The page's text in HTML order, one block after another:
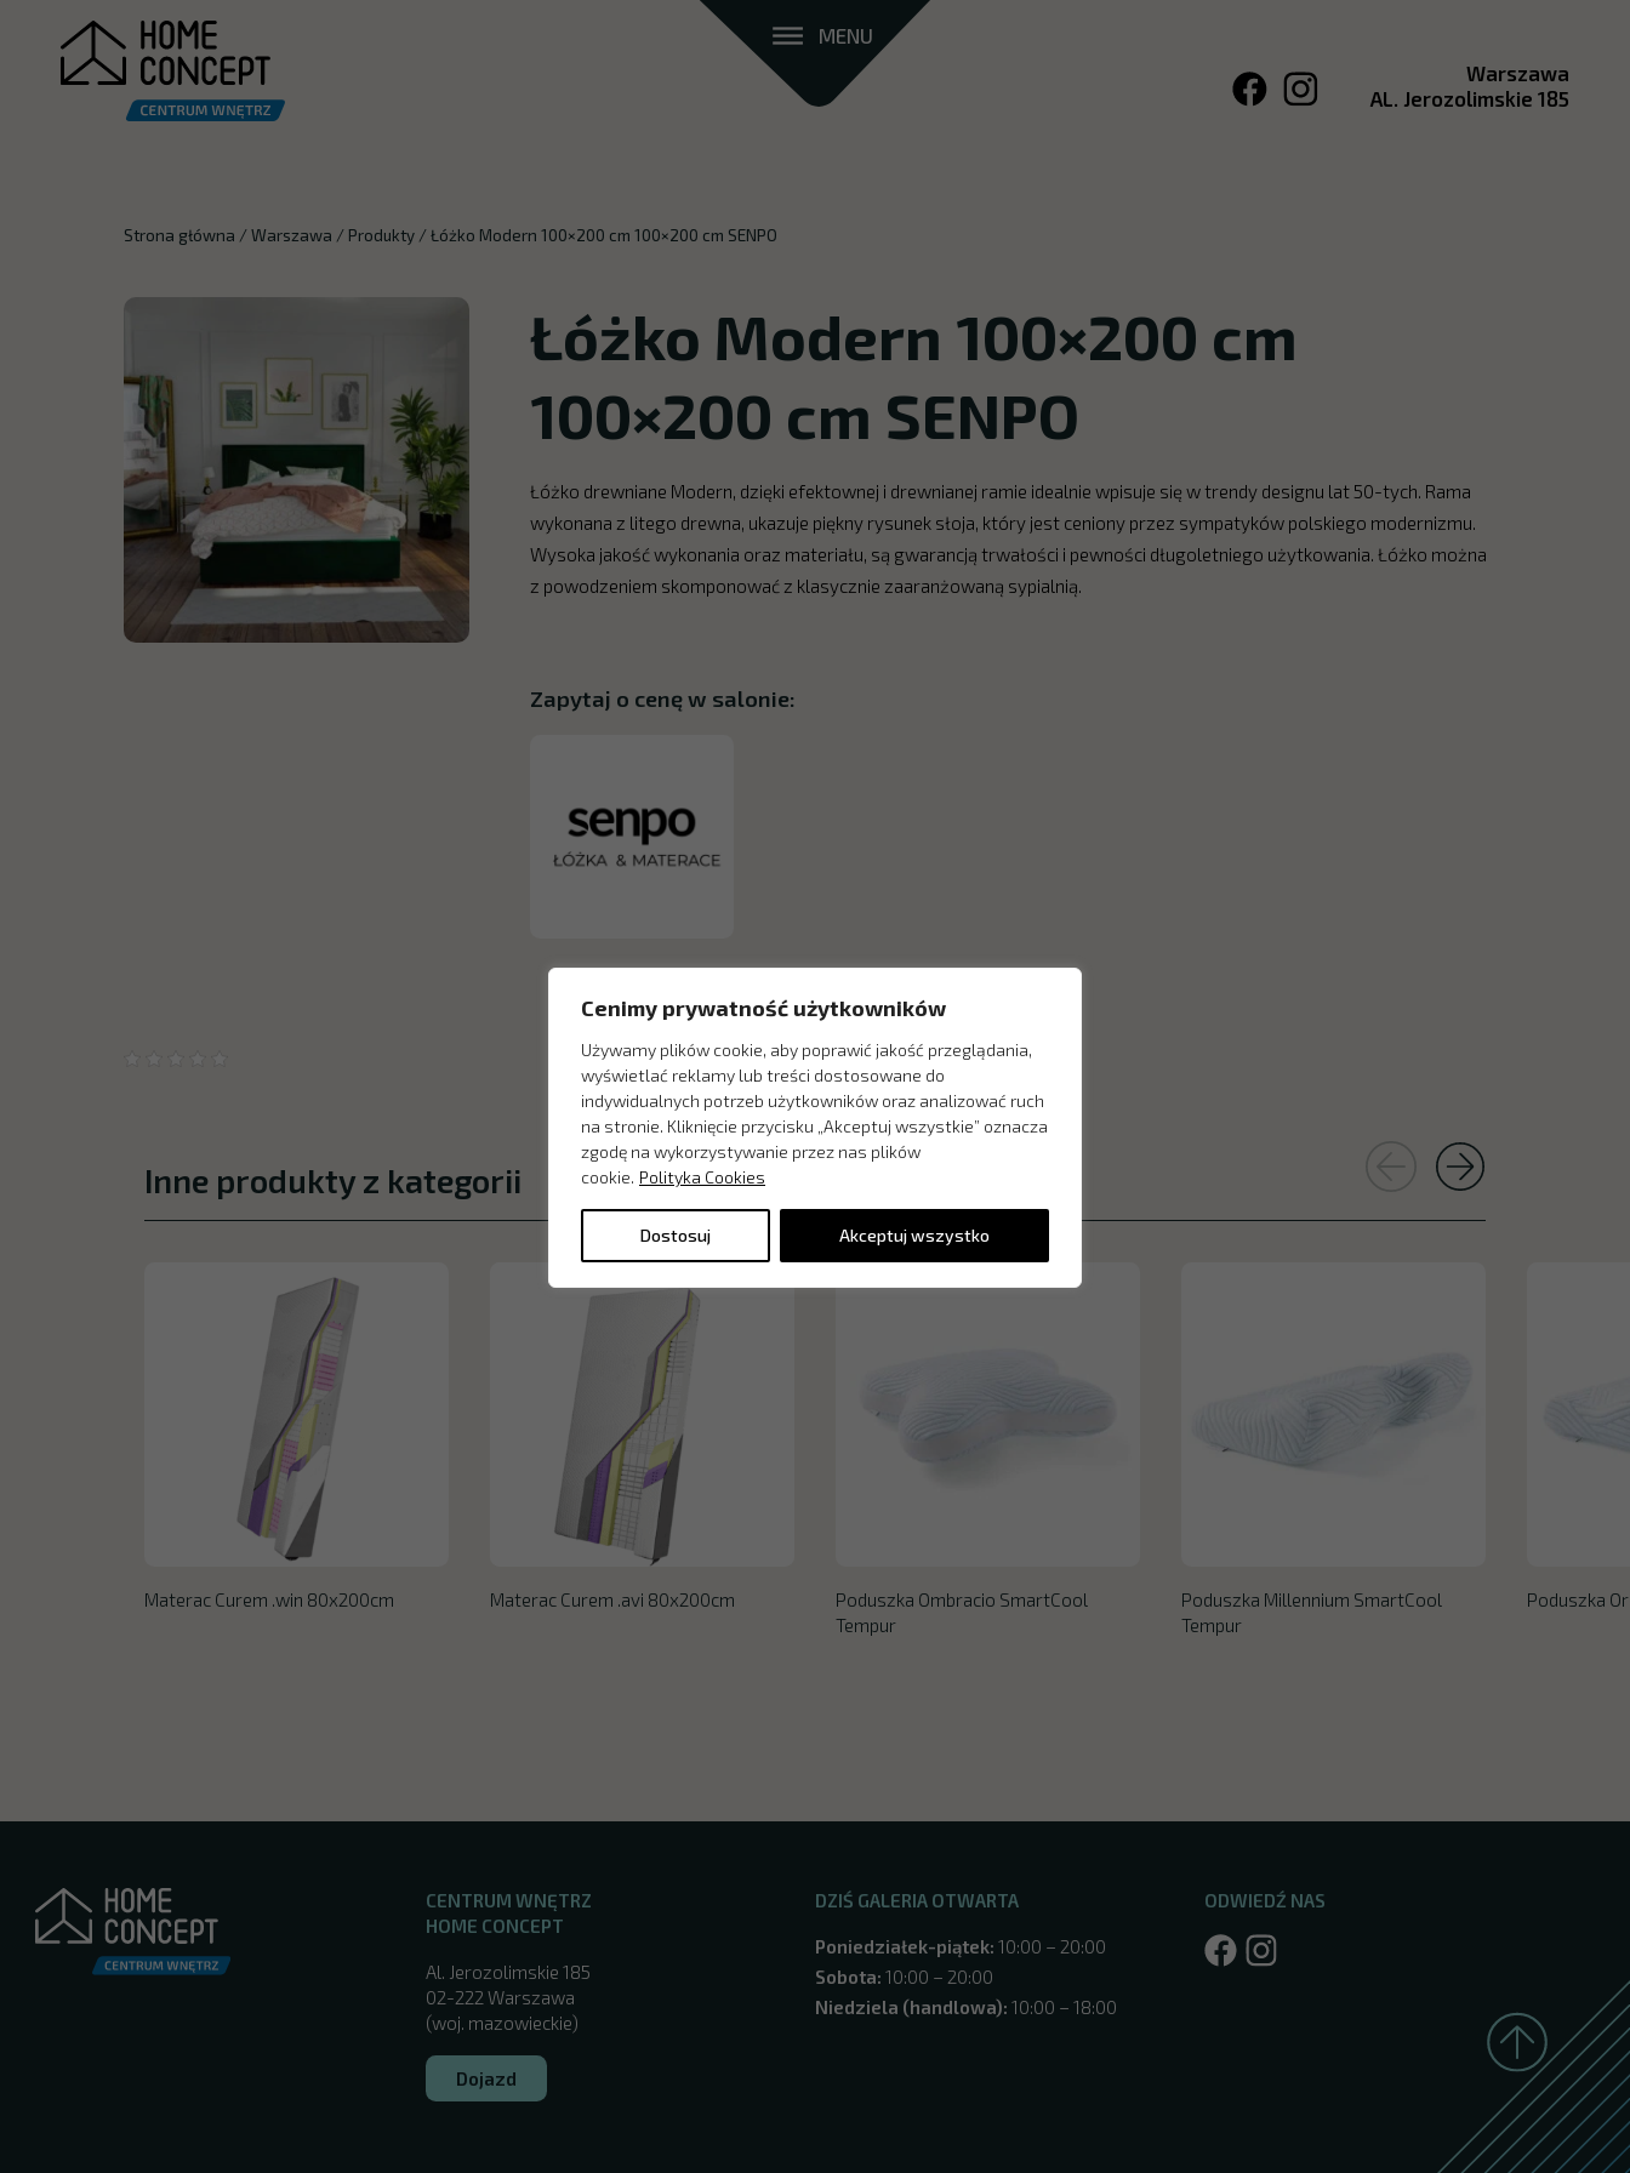
Cenimy prywatność użytkowników
Używamy plików cookie, aby poprawić jakość przeglądania,
wyświetlać reklamy lub treści dostosowane do
indywidualnych potrzeb użytkowników oraz analizować ruch
na stronie. Kliknięcie przycisku „Akceptuj wszystkie” oznacza
zgodę na wykorzystywanie przez nas plików
cookie. Polityka Cookies
Dostosuj Akceptuj wszystko
MENU
Warszawa
AL. Jerozolimskie 185
Strona główna /Warszawa /Produkty /Łóżko Modern 100×200 cm 100×200 cm SENPO
Łóżko Modern 100×200 cm
100×200 cm SENPO
Łóżko drewniane Modern, dzięki efektownej i drewnianej ramie idealnie wpisuje się w trendy designu lat 50-tych. Rama
wykonana z litego drewna, ukazuje piękny rysunek słoja, który jest ceniony przez sympatyków polskiego modernizmu.
Wysoka jakość wykonania oraz materiału, są gwarancją trwałości i pewności długoletniego użytkowania. Łóżko można
z powodzeniem skomponować z klasycznie zaaranżowaną sypialnią.
Zapytaj o cenę w salonie:
Inne produkty z kategorii
Materac Curem .win 80x200cm Materac Curem .avi 80x200cm
Poduszka Ombracio SmartCool
Tempur
Poduszka Millennium SmartCool
Tempur
Poduszka
CENTRUM WNĘTRZ
HOME CONCEPT
Al. Jerozolimskie 185
02-222 Warszawa
(woj. mazowieckie)
Dojazd
DZIŚ GALERIA OTWARTA
Poniedziałek-piątek: 10:00 – 20:00
Sobota: 10:00 – 20:00
Niedziela (handlowa): 10:00 – 18:00
ODWIEDŹ NAS